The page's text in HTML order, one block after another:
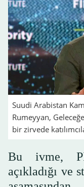
Suudi Arabistan
Rumeyyan,
bir zirvede
Bu ivme,
açıkladığı ve